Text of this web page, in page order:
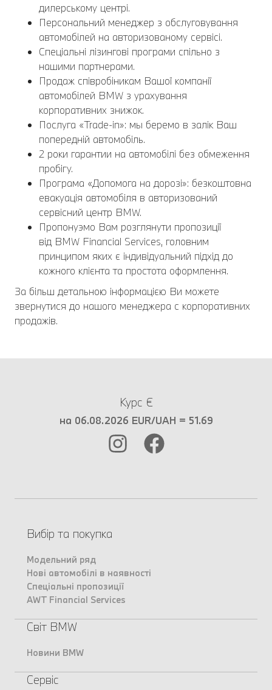
дилерському центрі.
Персональний менеджер з обслуговування
автомобілей на авторизованому сервісі.
Спеціальні лізингові програми спільно з
нашими партнерами.
Продаж співробіникам Вашої компанії
автомобілей BMW з урахування
корпоративних знижок.
Послуга «Trade-in»: мы беремо в залік Ваш
попередній автомобіль.
2 роки гарантии на автомобілі без обмеження
пробігу.
Програма «Допомога на дорозі»: безкоштовна
евакуація автомобіля в авторизований
сервісний центр BMW.
Пропонуэмо Вам розглянути пропозиції
від BMW Financial Services, головним
принципом яких є індивідуальний підхід до
кожного клієнта та простота оформлення.
За більш детальною інформацією Ви можете
звернутися до нашого менеджера с корпоративних
продажів.
Курс €
на 06.08.2026 EUR/UAH = 51.69
Вибір та покупка
Модельний ряд
Нові автомобілі в наявності
Спеціальні пропозиції
AWT Financial Services
Світ BMW
Новини BMW
Сервіс